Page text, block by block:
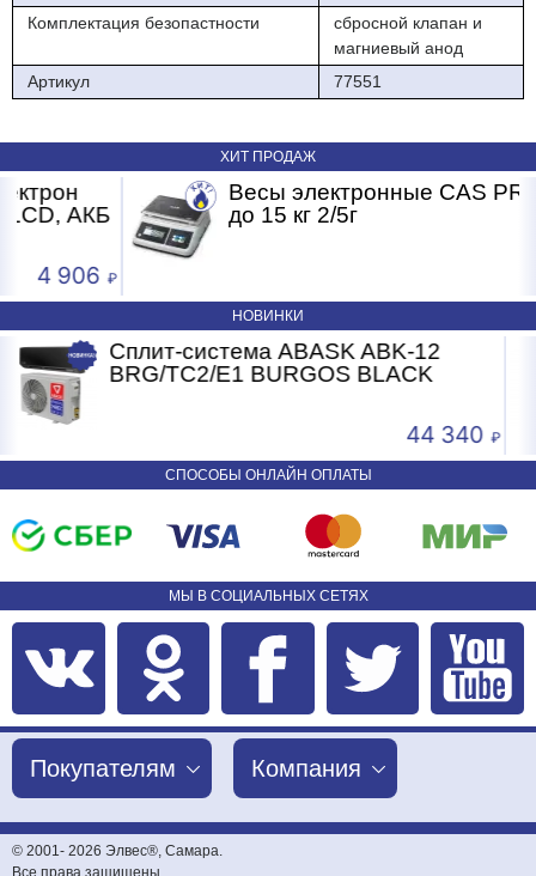
Комплектация безопастности
сбросной клапан и
магниевый анод
Артикул
77551
ХИТ ПРОДАЖ
Весы электронные CAS PRII -15CD
до 15 кг 2/5г
НОВИНКИ
Сплит-система ABASK ABK-07
BRG/TC2/E1 BURGOS BLACK
24
СПОСОБЫ ОНЛАЙН ОПЛАТЫ
МЫ В СОЦИАЛЬНЫХ СЕТЯХ
Покупателям Компания
© 2001- 2026 Элвес®, Самара.
Все права защищены.